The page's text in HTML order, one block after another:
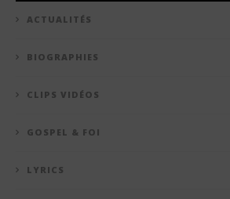
ACTUALITÉS
BIOGRAPHIES
CLIPS VIDÉOS
GOSPEL & FOI
LYRICS